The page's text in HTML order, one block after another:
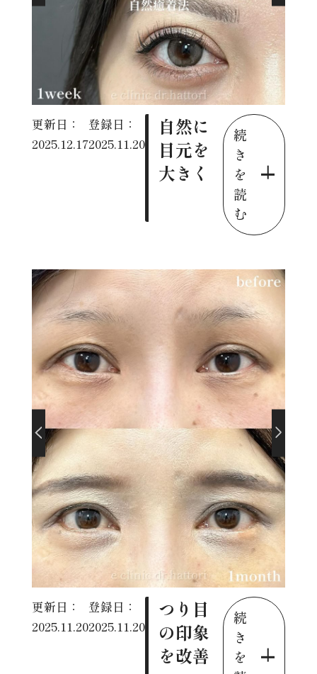
更新日：
2025.12.17
登録日：
2025.11.20
自然に
目元を
大きく
続
き
を
読
む
更新日：
2025.11.20
登録日：
2025.11.20
つり目
の印象
を改善
続
き
を